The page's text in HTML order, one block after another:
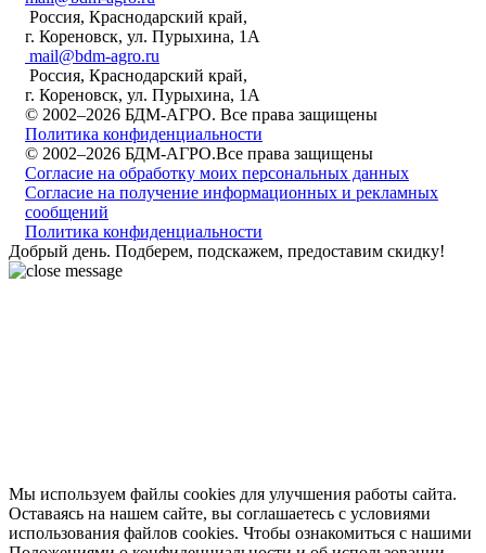
Россия, Краснодарский край,
г. Кореновск, ул. Пурыхина, 1А
mail@bdm-agro.ru
Россия, Краснодарский край,
г. Кореновск, ул. Пурыхина, 1А
© 2002–2026 БДМ-АГРО. Все права защищены
Политика конфиденциальности
© 2002–2026 БДМ-АГРО.Все права защищены
Согласие на обработку моих персональных данных
Согласие на получение информационных и рекламных
сообщений
Политика конфиденциальности
Добрый день. Подберем, подскажем, предоставим скидку!
Мы используем файлы cookies для улучшения работы сайта.
Оставаясь на нашем сайте, вы соглашаетесь с условиями
использования файлов cookies. Чтобы ознакомиться с нашими